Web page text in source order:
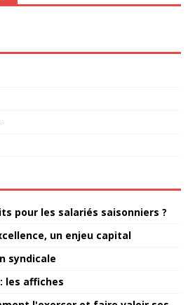
pour les salariés saisonniers ?
un enjeu capital
syndicale
les affiches